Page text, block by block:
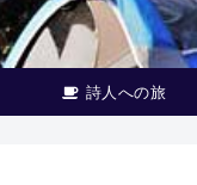
詩人への旅